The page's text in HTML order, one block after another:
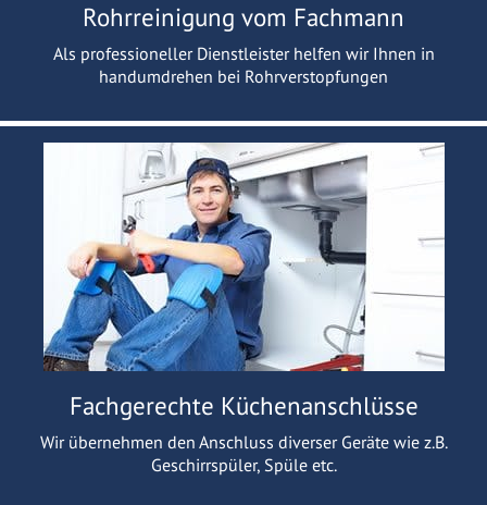
Rohrreinigung vom Fachmann
Als professioneller Dienstleister helfen wir Ihnen in
handumdrehen bei Rohrverstopfungen
Fachgerechte Küchenanschlüsse
Wir übernehmen den Anschluss diverser Geräte wie z.B.
Geschirrspüler, Spüle etc.